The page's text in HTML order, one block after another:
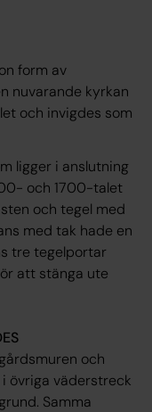
form av
nuvarande kyrkan
och invigdes som
ligger i anslutning
och 1700-talet
och tegel med
med tak hade en
tre tegelportar
att stänga ute
och
övriga väderstreck
Samma